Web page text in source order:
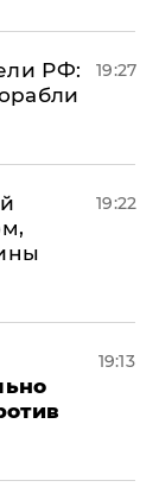
РФ:
19:27
19:22
19:13